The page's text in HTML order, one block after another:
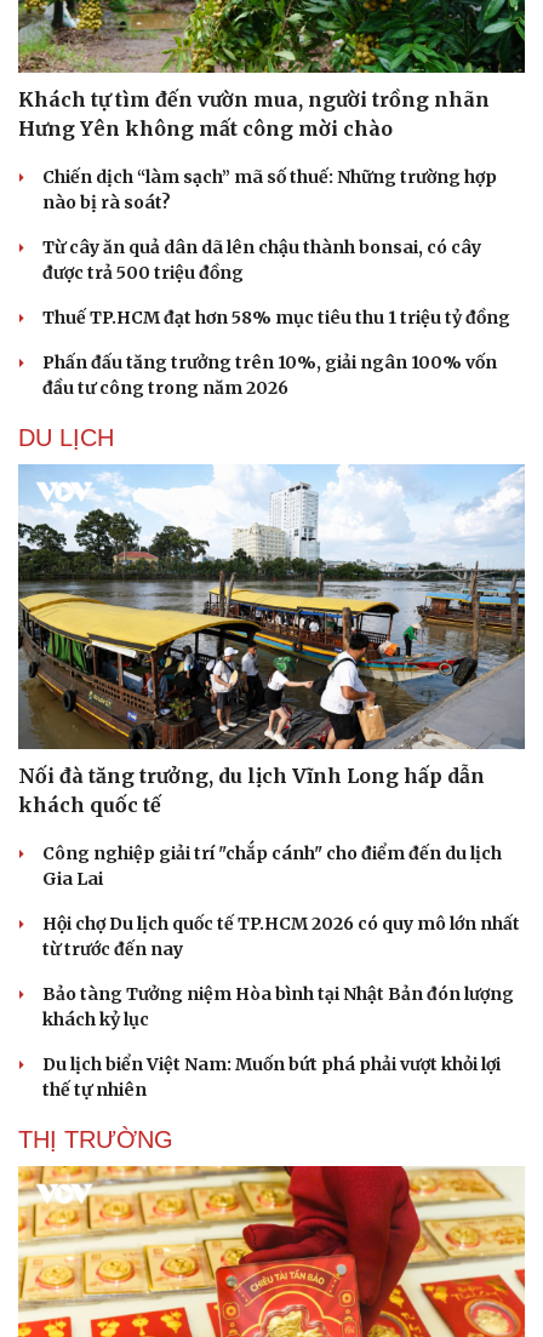
Sức khỏe
Đời sống
Khách tự tìm đến vườn mua, người trồng nhãn
Hưng Yên không mất công mời chào
Chiến dịch “làm sạch” mã số thuế: Những trường hợp
nào bị rà soát?
Từ cây ăn quả dân dã lên chậu thành bonsai, có cây
được trả 500 triệu đồng
Thuế TP.HCM đạt hơn 58% mục tiêu thu 1 triệu tỷ đồng
Phấn đấu tăng trưởng trên 10%, giải ngân 100% vốn
đầu tư công trong năm 2026
DU LỊCH
Nối đà tăng trưởng, du lịch Vĩnh Long hấp dẫn
khách quốc tế
Công nghiệp giải trí "chắp cánh" cho điểm đến du lịch
Gia Lai
Hội chợ Du lịch quốc tế TP.HCM 2026 có quy mô lớn nhất
từ trước đến nay
Bảo tàng Tưởng niệm Hòa bình tại Nhật Bản đón lượng
khách kỷ lục
Du lịch biển Việt Nam: Muốn bứt phá phải vượt khỏi lợi
thế tự nhiên
THỊ TRƯỜNG